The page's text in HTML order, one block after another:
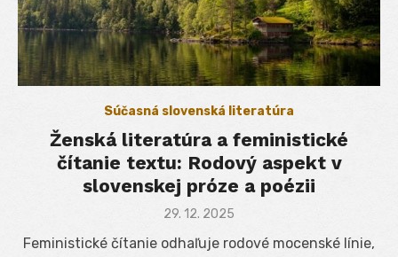
Súčasná slovenská literatúra
Ženská literatúra a feministické
čítanie textu: Rodový aspekt v
slovenskej próze a poézii
Posted
29. 12. 2025
Feministické čítanie odhaľuje rodové mocenské línie,